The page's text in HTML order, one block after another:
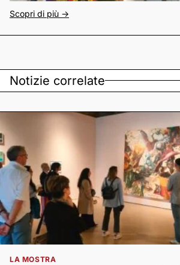
Scopri di più ->
Notizie correlate
LA MOSTRA